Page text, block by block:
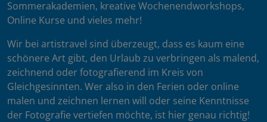
Sommerakademien, kreative Wochenendworkshops,
Online Kurse und vieles mehr!
Wir bei artistravel sind überzeugt, dass es kaum eine
schönere Art gibt, den Urlaub zu verbringen als malend,
zeichnend oder fotografierend im Kreis von
Gleichgesinnten. Wer also in den Ferien oder online
malen und zeichnen lernen will oder seine Kenntnisse
der Fotografie vertiefen möchte, ist hier genau richtig!